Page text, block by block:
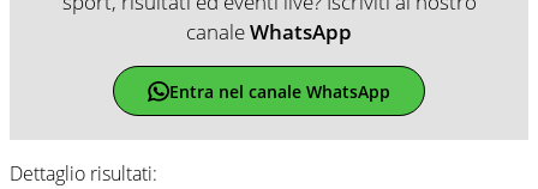
canaleWhatsApp
Entra nel canale WhatsApp
Dettaglio risultati: